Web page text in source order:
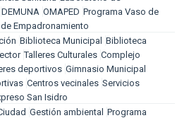
DEMUNA OMAPED Programa Vaso de
Empadronamiento
Biblioteca Municipal Biblioteca
Talleres Culturales Complejo
deportivos Gimnasio Municipal
Centros vecinales Servicios
San Isidro
Gestión ambiental Programa